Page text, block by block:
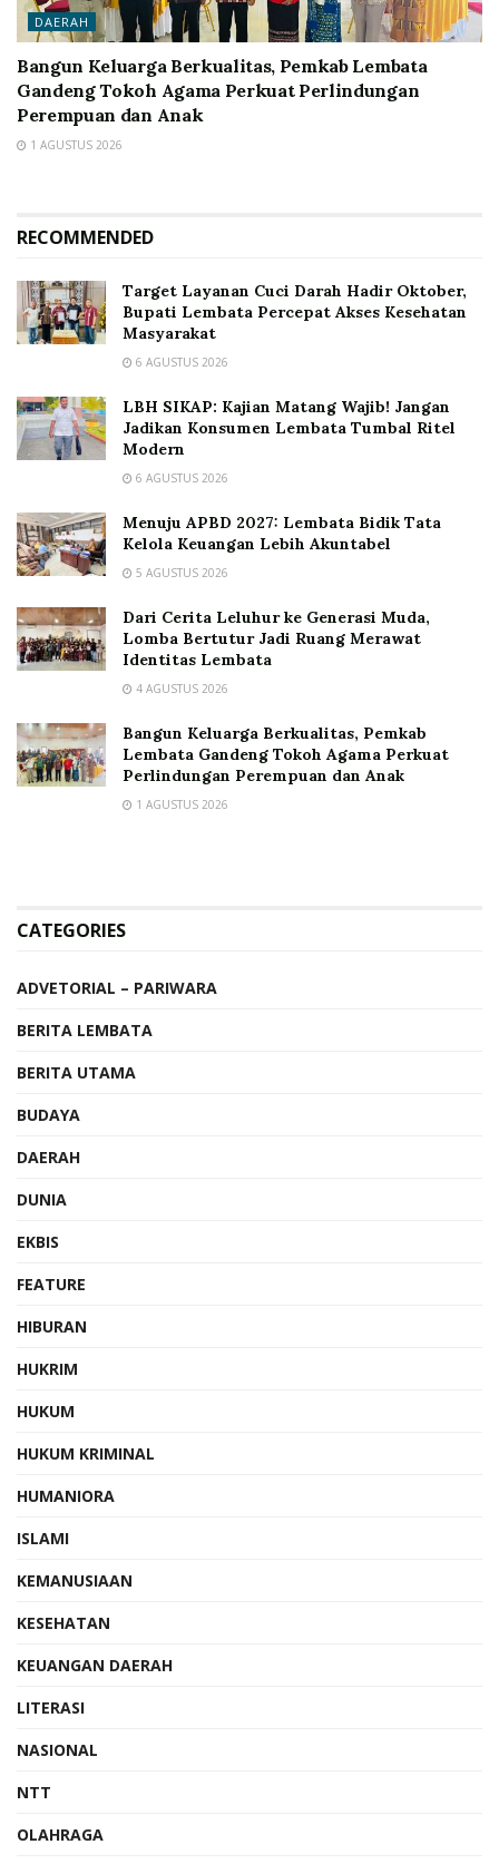
DAERAH
Bangun Keluarga Berkualitas, Pemkab Lembata
Gandeng Tokoh Agama Perkuat Perlindungan
Perempuan dan Anak
1 AGUSTUS 2026
RECOMMENDED
Target Layanan Cuci Darah Hadir Oktober,
Bupati Lembata Percepat Akses Kesehatan
Masyarakat
6 AGUSTUS 2026
LBH SIKAP: Kajian Matang Wajib! Jangan
Jadikan Konsumen Lembata Tumbal Ritel
Modern
6 AGUSTUS 2026
Menuju APBD 2027: Lembata Bidik Tata
Kelola Keuangan Lebih Akuntabel
5 AGUSTUS 2026
Dari Cerita Leluhur ke Generasi Muda,
Lomba Bertutur Jadi Ruang Merawat
Identitas Lembata
4 AGUSTUS 2026
Bangun Keluarga Berkualitas, Pemkab
Lembata Gandeng Tokoh Agama Perkuat
Perlindungan Perempuan dan Anak
1 AGUSTUS 2026
CATEGORIES
ADVETORIAL – PARIWARA
BERITA LEMBATA
BERITA UTAMA
BUDAYA
DAERAH
DUNIA
EKBIS
FEATURE
HIBURAN
HUKRIM
HUKUM
HUKUM KRIMINAL
HUMANIORA
ISLAMI
KEMANUSIAAN
KESEHATAN
KEUANGAN DAERAH
LITERASI
NASIONAL
NTT
OLAHRAGA